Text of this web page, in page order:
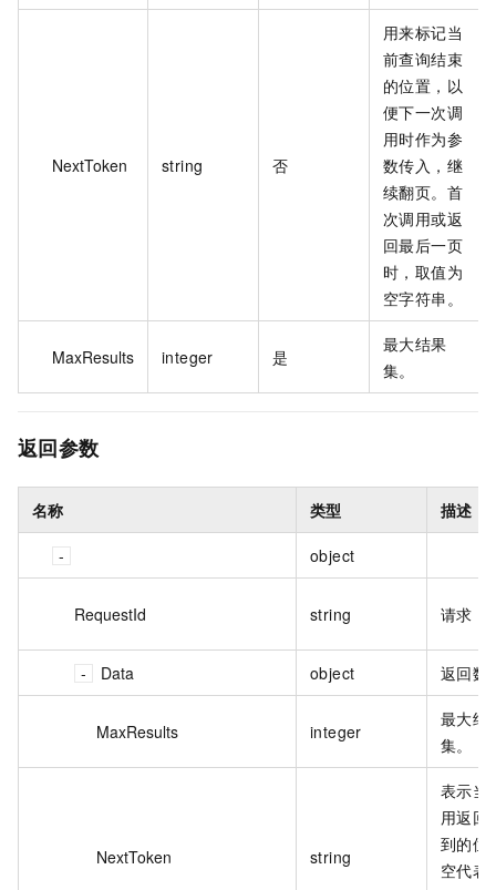
NextToken string 否
用来标记当
前查询结束
的位置，以
便下一次调
用时作为参
数传入，继
续翻页。首
次调用或返
回最后一页
时，取值为
空字符串。
MaxResults integer 是
最大结果
集。
返回参数
名称 类型 描述
object
RequestId string 请求
Data object 返回数
MaxResults integer
最大结
集。
NextToken string
表示当
用返回
到的位
空代表